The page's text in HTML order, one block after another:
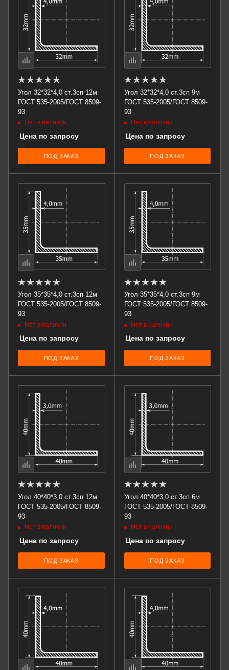
Угол 32*32*4,0 ст.3сп 12м
ГОСТ 535-2005/ГОСТ 8509-
93
Нет в наличии
Цена по запросу
ПОД ЗАКАЗ
Угол 32*32*4,0 ст.3сп 9м
ГОСТ 535-2005/ГОСТ 8509-
93
Нет в наличии
Цена по запросу
ПОД ЗАКАЗ
Угол 35*35*4,0 ст.3сп 12м
ГОСТ 535-2005/ГОСТ 8509-
93
Нет в наличии
Цена по запросу
ПОД ЗАКАЗ
Угол 35*35*4,0 ст.3сп 9м
ГОСТ 535-2005/ГОСТ 8509-
93
Нет в наличии
Цена по запросу
ПОД ЗАКАЗ
Угол 40*40*3,0 ст.3сп 12м
ГОСТ 535-2005/ГОСТ 8509-
93
Нет в наличии
Цена по запросу
ПОД ЗАКАЗ
Угол 40*40*3,0 ст.3сп 6м
ГОСТ 535-2005/ГОСТ 8509-
93
Нет в наличии
Цена по запросу
ПОД ЗАКАЗ